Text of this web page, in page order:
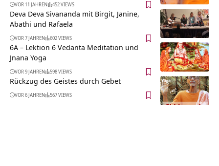
VOR 11 JAHREN 452 VIEWS
Deva Deva Sivananda mit Birgit, Janine,
Abathi und Rafaela
VOR 7 JAHREN 602 VIEWS
6A – Lektion 6 Vedanta Meditation und
Jnana Yoga
VOR 9 JAHREN 598 VIEWS
Rückzug des Geistes durch Gebet
VOR 6 JAHREN 567 VIEWS